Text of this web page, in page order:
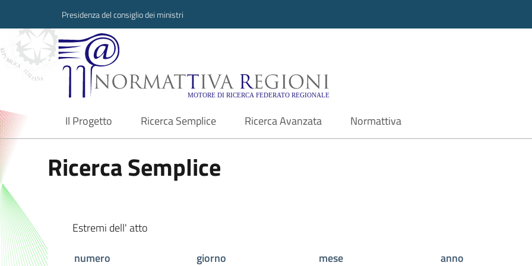
Presidenza del consiglio dei ministri
Normattiva Regioni - Motore di ricerca
Il Progetto
current Ricerca Semplice Ricerca Avanzata Normattiva
Ricerca Semplice
Estremi dell' atto
numero
giorno mese
anno